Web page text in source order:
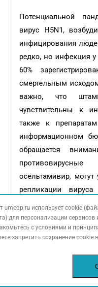
Потенциальной
вирус H5N1,
инфицирования
редко, но инфекция
60%
смертельным
важно, что
чувствительны к
также к
информационном
обращается
осельтамивир,
репликации
летальность.
увеличения
течения болезни.
(Тамифлю®)
лечения гриппа,
umedp.ru использует cookie
для персонализации сервисов
с условиями и
запретить сохранение cookie